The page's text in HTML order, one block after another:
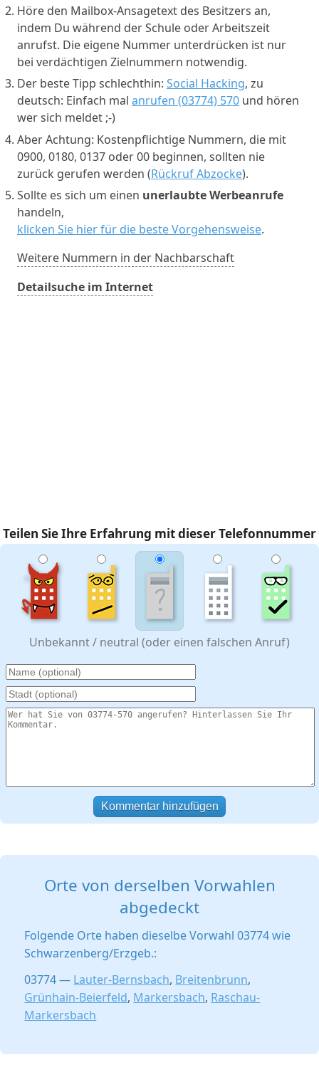
Höre den Mailbox-Ansagetext des Besitzers an,
indem Du während der Schule oder Arbeitszeit
anrufst. Die eigene Nummer unterdrücken ist nur
bei verdächtigen Zielnummern notwendig.
Der beste Tipp schlechthin: Social Hacking, zu
deutsch: Einfach mal anrufen (03774) 570 und hören
wer sich meldet ;-)
Aber Achtung: Kostenpflichtige Nummern, die mit
0900, 0180, 0137 oder 00 beginnen, sollten nie
zurück gerufen werden (Rückruf Abzocke).
Sollte es sich um einen unerlaubte Werbeanrufe
handeln,
klicken Sie hier für die beste Vorgehensweise.
Weitere Nummern in der Nachbarschaft
Detailsuche im Internet
Teilen Sie Ihre Erfahrung mit dieser Telefonnummer
Unbekannt / neutral (oder einen falschen Anruf)
Kommentar hinzufügen
Orte von derselben Vorwahlen
abgedeckt
Folgende Orte haben dieselbe Vorwahl 03774 wie
Schwarzenberg/Erzgeb.:
03774 — Lauter-Bernsbach, Breitenbrunn,
Grünhain-Beierfeld, Markersbach, Raschau-
Markersbach